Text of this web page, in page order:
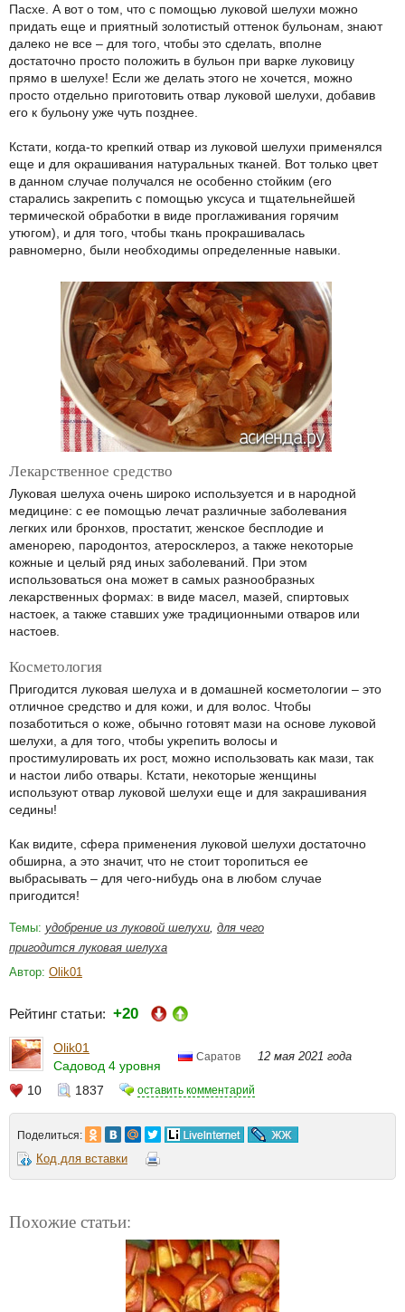
Пасхе. А вот о том, что с помощью луковой шелухи можно
придать еще и приятный золотистый оттенок бульонам, знают
далеко не все – для того, чтобы это сделать, вполне
достаточно просто положить в бульон при варке луковицу
прямо в шелухе! Если же делать этого не хочется, можно
просто отдельно приготовить отвар луковой шелухи, добавив
его к бульону уже чуть позднее.
Кстати, когда-то крепкий отвар из луковой шелухи применялся
еще и для окрашивания натуральных тканей. Вот только цвет
в данном случае получался не особенно стойким (его
старались закрепить с помощью уксуса и тщательнейшей
термической обработки в виде проглаживания горячим
утюгом), и для того, чтобы ткань прокрашивалась
равномерно, были необходимы определенные навыки.
Лекарственное средство
Луковая шелуха очень широко используется и в народной
медицине: с ее помощью лечат различные заболевания
легких или бронхов, простатит, женское бесплодие и
аменорею, пародонтоз, атеросклероз, а также некоторые
кожные и целый ряд иных заболеваний. При этом
использоваться она может в самых разнообразных
лекарственных формах: в виде масел, мазей, спиртовых
настоек, а также ставших уже традиционными отваров или
настоев.
Косметология
Пригодится луковая шелуха и в домашней косметологии – это
отличное средство и для кожи, и для волос. Чтобы
позаботиться о коже, обычно готовят мази на основе луковой
шелухи, а для того, чтобы укрепить волосы и
простимулировать их рост, можно использовать как мази, так
и настои либо отвары. Кстати, некоторые женщины
используют отвар луковой шелухи еще и для закрашивания
седины!
Как видите, сфера применения луковой шелухи достаточно
обширна, а это значит, что не стоит торопиться ее
выбрасывать – для чего-нибудь она в любом случае
пригодится!
Темы: удобрение из луковой шелухи, для чего
пригодится луковая шелуха
Автор: Olik01
Рейтинг статьи: +20
Olik01
Садовод 4 уровня
Саратов 12 мая 2021 года
10 1837 оставить комментарий
Поделиться:
Код для вставки
Похожие статьи: